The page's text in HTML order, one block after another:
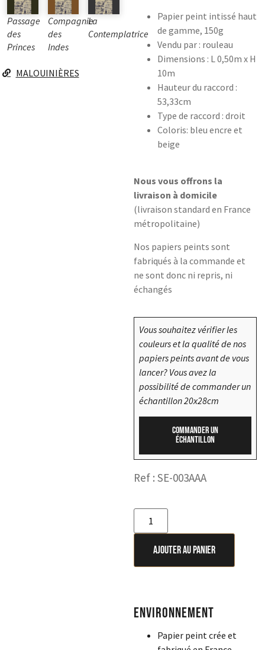
Passage
des
Princes
Compagnie
des
Indes
La
Contemplatrice
MALOUINIÈRES
Papier peint intissé haut
de gamme, 150g
Vendu par : rouleau
Dimensions : L 0,50m x H
10m
Hauteur du raccord :
53,33cm
Type de raccord : droit
Coloris: bleu encre et
beige
Nous vous offrons la
livraison à domicile
(livraison standard en France
métropolitaine)
Nos papiers peints sont
fabriqués à la commande et
ne sont donc ni repris, ni
échangés
Vous souhaitez vérifier les
couleurs et la qualité de nos
papiers peints avant de vous
lancer? Vous avez la
possibilité de commander un
échantillon 20x28cm
Commander un
échantillon
Ref : SE-003AAA
Ajouter au panier
Environnement
Papier peint crée et